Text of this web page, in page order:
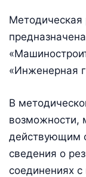
Методическая
«Инженерная
В
возможности,
действующим
сведения о
соединениях